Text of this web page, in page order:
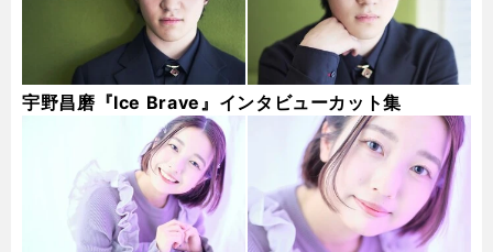
宇野昌磨『Ice Brave』インタビューカット集